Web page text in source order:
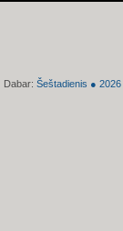
Dabar: Šeštadienis ● 2026